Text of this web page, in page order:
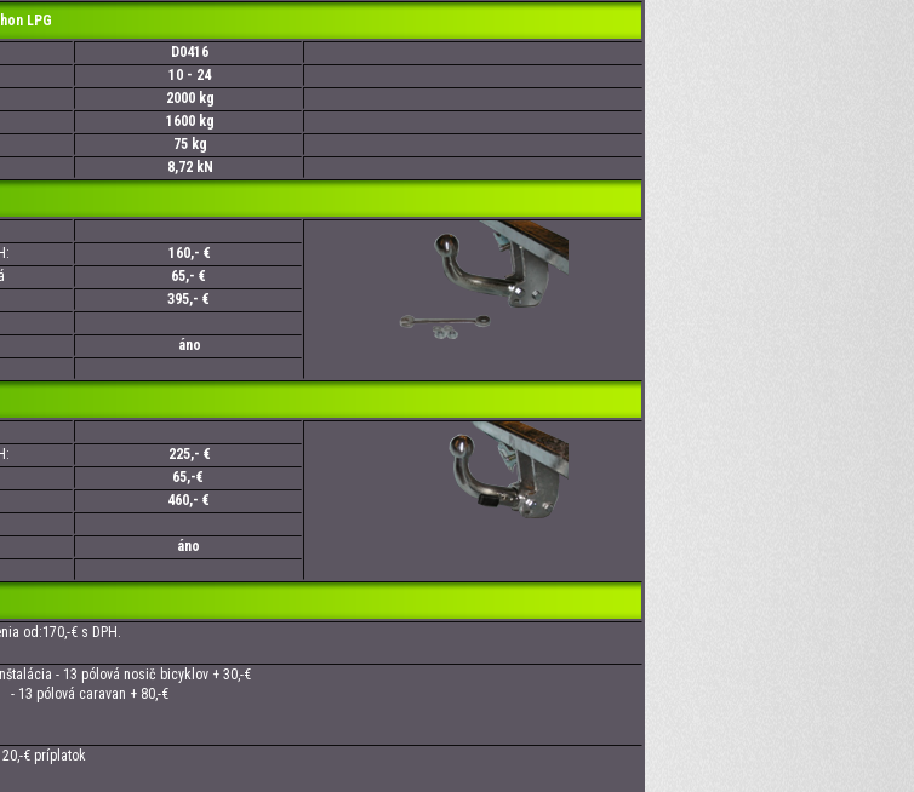
LPG
D0416
10 - 24
2000 kg
1600 kg
75 kg
8,72 kN
160,- €
65,- €
395,- €
áno
225,- €
65,-€
460,- €
áno
od:170,-€ s DPH.
- 13 pólová nosič bicyklov + 30,-€
+ 80,-€
€ príplatok